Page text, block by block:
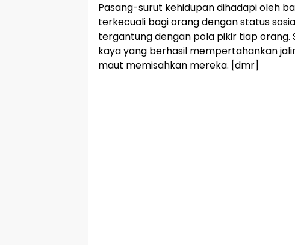
Pasang-surut kehidupan dihadapi oleh
terkecuali bagi orang dengan status
tergantung dengan pola pikir tiap orang.
kaya yang berhasil mempertahankan
maut memisahkan mereka. [dmr]